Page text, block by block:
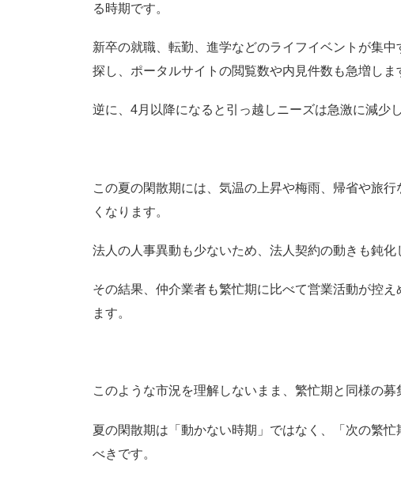
る時期です。
新卒の就職、転勤、進学などのライフイベントが集
探し、ポータルサイトの閲覧数や内見件数も急増しま
逆に、4月以降になると引っ越しニーズは急激に減少
この夏の閑散期には、気温の上昇や梅雨、帰省や旅
くなります。
法人の人事異動も少ないため、法人契約の動きも鈍化
その結果、仲介業者も繁忙期に比べて営業活動が控
ます。
このような市況を理解しないまま、繁忙期と同様の募
夏の閑散期は「動かない時期」ではなく、「次の繁
べきです。